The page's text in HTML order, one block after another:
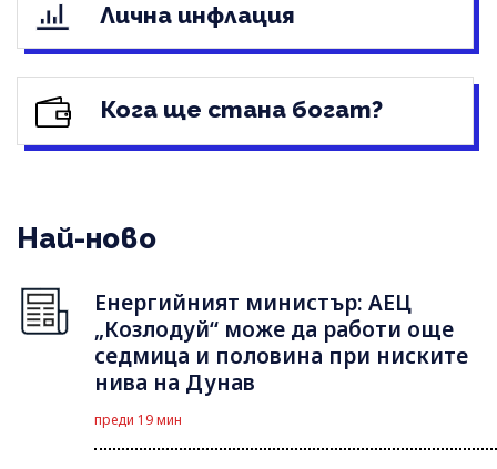
Лична инфлация
Кога ще стана богат?
Най-ново
Енергийният министър: АЕЦ
„Козлодуй“ може да работи още
седмица и половина при ниските
нива на Дунав
преди 19 мин